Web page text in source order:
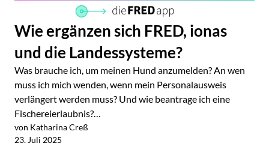
Wie ergänzen sich FRED, ionas
und die Landessysteme?
Was brauche ich, um meinen Hund anzumelden? An wen
muss ich mich wenden, wenn mein Personalausweis
verlängert werden muss? Und wie beantrage ich eine
Fischereierlaubnis?…
von Katharina Creß
23. Juli 2025